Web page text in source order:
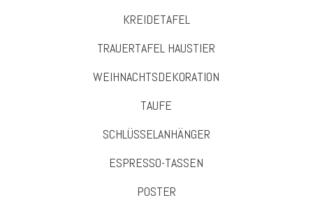
KREIDETAFEL
TRAUERTAFEL HAUSTIER
WEIHNACHTSDEKORATION
TAUFE
SCHLÜSSELANHÄNGER
ESPRESSO-TASSEN
POSTER